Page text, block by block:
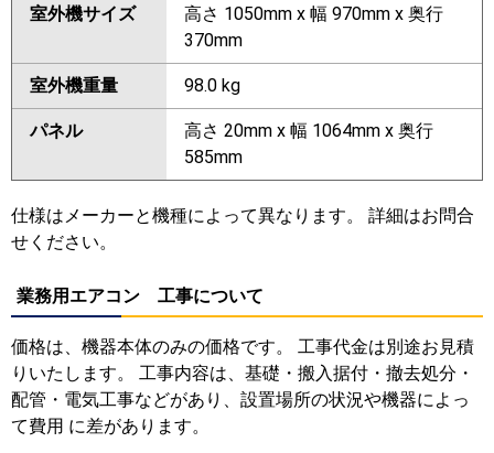
室外機サイズ
高さ 1050mm x 幅 970mm x 奥行
370mm
室外機重量 98.0 kg
パネル
高さ 20mm x 幅 1064mm x 奥行
585mm
仕様はメーカーと機種によって異なります。 詳細はお問合
せください。
業務用エアコン 工事について
価格は、機器本体のみの価格です。 工事代金は別途お見積
りいたします。 工事内容は、基礎・搬入据付・撤去処分・
配管・電気工事などがあり、設置場所の状況や機器によっ
て費用 に差があります。